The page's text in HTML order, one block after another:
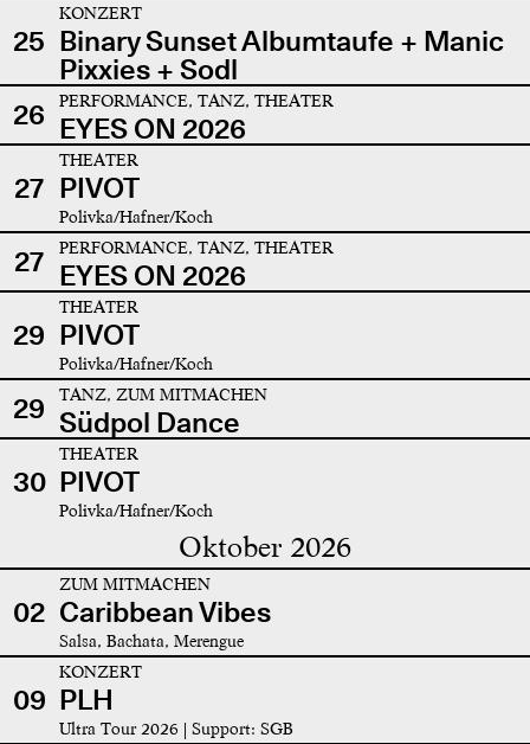
25
KONZERT
Binary Sunset Albumtaufe + Manic
Pixxies + Sodl
26
PERFORMANCE, TANZ, THEATER
EYES ON 2026
27
THEATER
PIVOT
Polivka/Hafner/Koch
27 PERFORMANCE, TANZ, THEATER
EYES ON 2026
29
THEATER
PIVOT
Polivka/Hafner/Koch
29 TANZ, ZUM MITMACHEN
Südpol Dance
30
THEATER
PIVOT
Polivka/Hafner/Koch
Oktober 2026
02
ZUM MITMACHEN
Caribbean Vibes
Salsa, Bachata, Merengue
09
KONZERT
PLH
Ultra Tour 2026 | Support: SGB